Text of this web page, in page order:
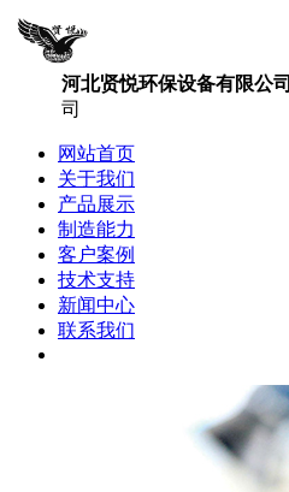
河北贤悦环保设备有限公司
司
网站首页
关于我们
产品展示
制造能力
客户案例
技术支持
新闻中心
联系我们